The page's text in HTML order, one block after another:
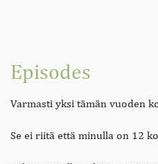
Episodes
Varmasti yksi tämän vuoden
Se ei riitä että minulla on 12